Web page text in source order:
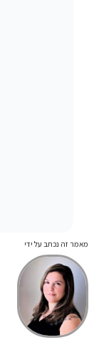
מאמר זה נכתב על ידי